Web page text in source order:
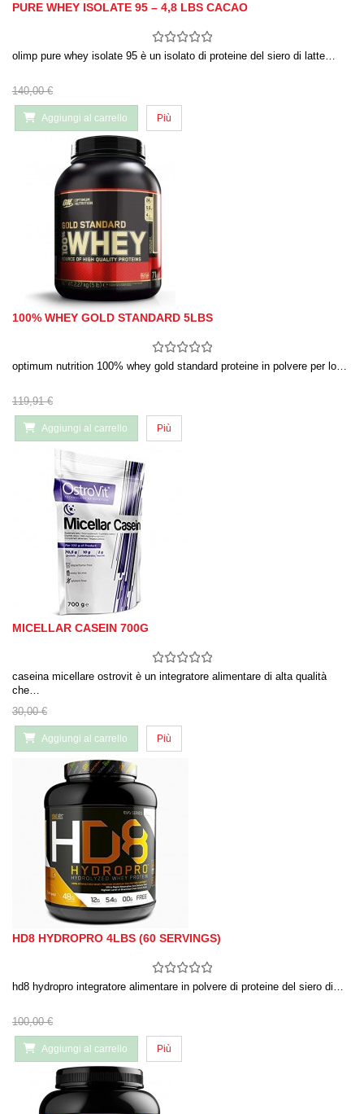
PURE WHEY ISOLATE 95 – 4,8 LBS CACAO
olimp pure whey isolate 95 è un isolato di proteine ​​del siero di latte…
140,00 €
Aggiungi al carrello Più
100% WHEY GOLD STANDARD 5LBS
optimum nutrition 100% whey gold standard proteine in polvere per lo…
119,91 €
Aggiungi al carrello Più
MICELLAR CASEIN 700G
caseina micellare ostrovit è un integratore alimentare di alta qualità
che…
30,00 €
Aggiungi al carrello Più
HD8 HYDROPRO 4LBS (60 SERVINGS)
hd8 hydropro integratore alimentare in polvere di proteine del siero di…
100,00 €
Aggiungi al carrello Più